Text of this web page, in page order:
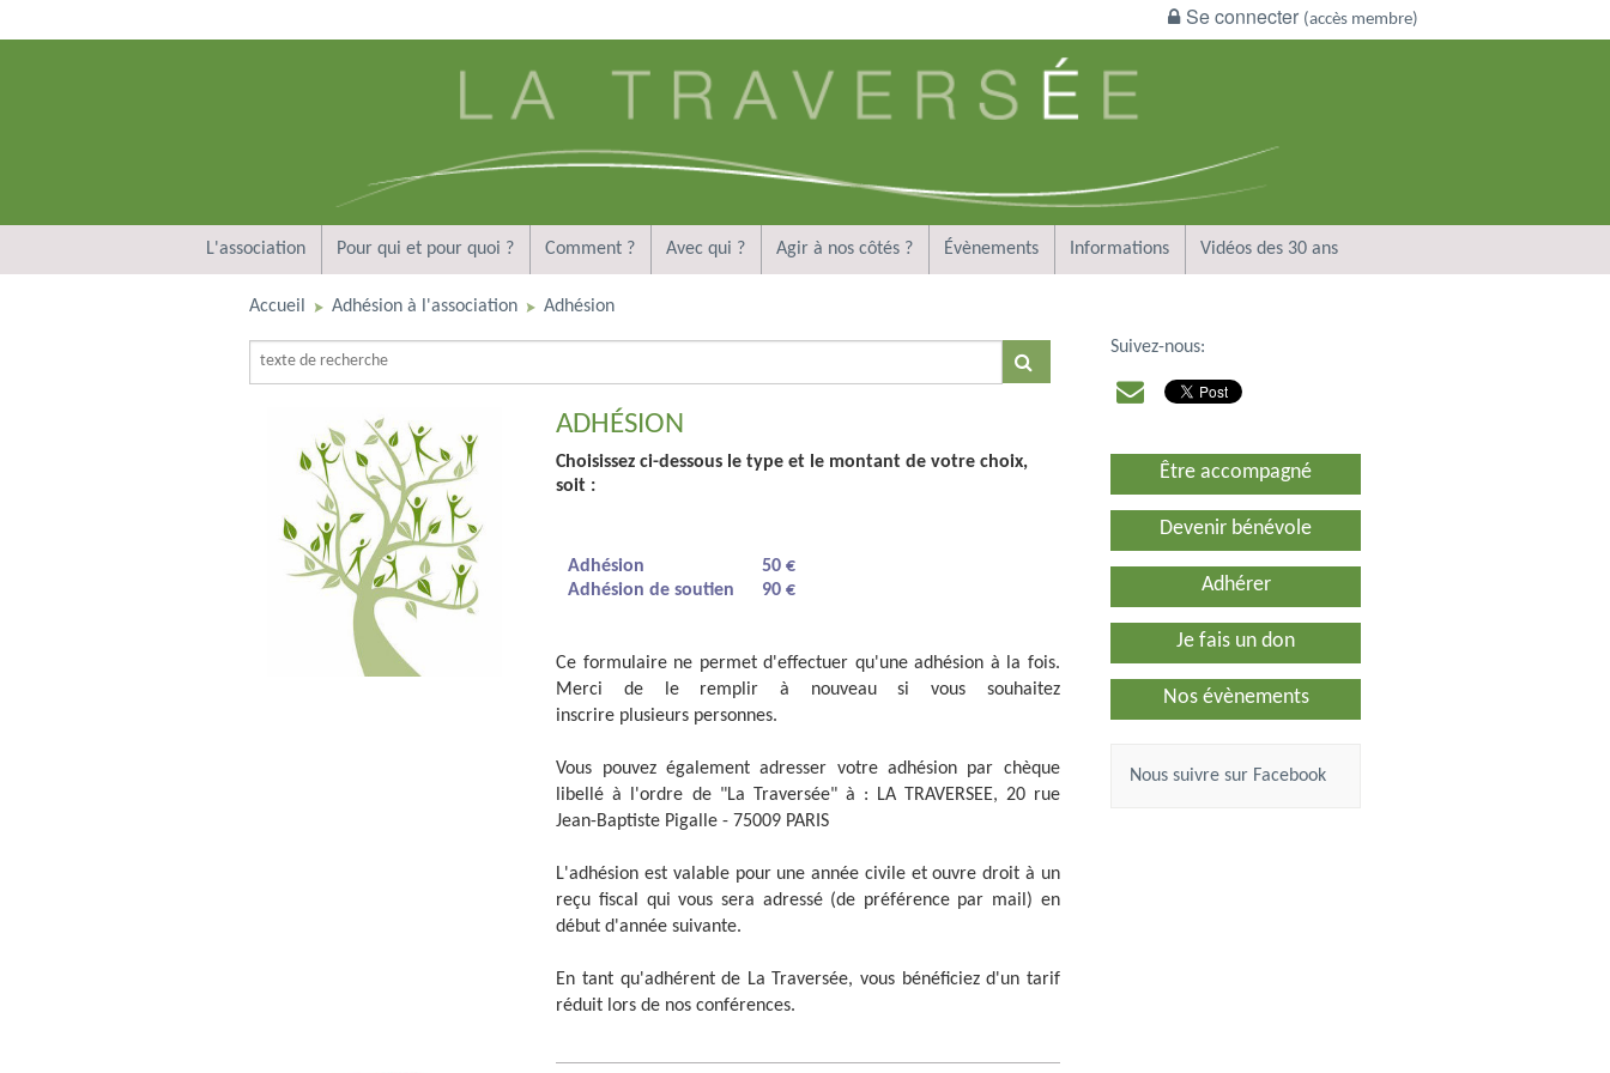
Se connecter (accès membre)
L'association Pour qui et pour quoi ? Comment ? Avec qui ? Agir à nos côtés ? Évènements Informations Vidéos des 30 ans
Accueil Adhésion à l'association Adhésion
ADHÉSION
Choisissez ci-dessous le type et le montant de votre choix,
soit :
Adhésion
Adhésion de soutien
50 €
90 €
Ce formulaire ne permet d'effectuer qu'une adhésion à la fois.
Merci de le remplir à nouveau si vous souhaitez
inscrire plusieurs personnes.
Vous pouvez également adresser votre adhésion par chèque
libellé à l'ordre de "La Traversée" à : LA TRAVERSEE, 20 rue
Jean-Baptiste Pigalle - 75009 PARIS
L'adhésion est valable pour une année civile et ouvre droit à un
reçu fiscal qui vous sera adressé (de préférence par mail) en
début d'année suivante.
En tant qu'adhérent de La Traversée, vous bénéficiez d'un tarif
réduit lors de nos conférences.
Suivez-nous:
Être accompagné
Devenir bénévole
Adhérer
Je fais un don
Nos évènements
Nous suivre sur Facebook